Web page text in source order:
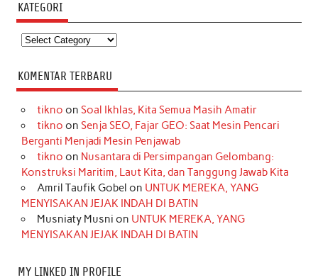
KATEGORI
Kategori
KOMENTAR TERBARU
tikno on Soal Ikhlas, Kita Semua Masih Amatir
tikno on Senja SEO, Fajar GEO: Saat Mesin Pencari
Berganti Menjadi Mesin Penjawab
tikno on Nusantara di Persimpangan Gelombang:
Konstruksi Maritim, Laut Kita, dan Tanggung Jawab Kita
Amril Taufik Gobel on UNTUK MEREKA, YANG
MENYISAKAN JEJAK INDAH DI BATIN
Musniaty Musni on UNTUK MEREKA, YANG
MENYISAKAN JEJAK INDAH DI BATIN
MY LINKED IN PROFILE